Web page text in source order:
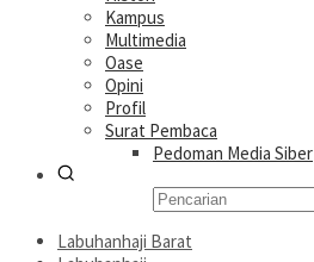
Kampus
Multimedia
Oase
Opini
Profil
Surat Pembaca
Pedoman Media Siber
Labuhanhaji Barat